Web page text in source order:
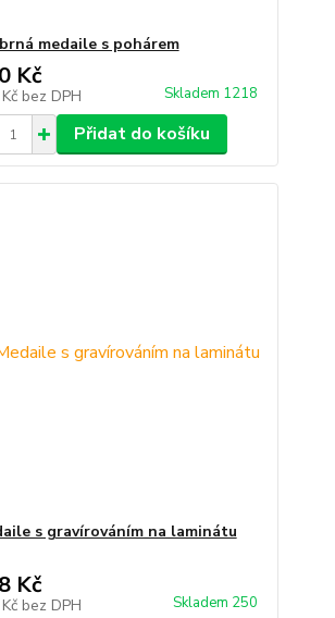
medaile s pohárem
Kč
bez DPH Skladem 1218
Přidat do košíku
s gravírováním na laminátu
Kč
bez DPH Skladem 250